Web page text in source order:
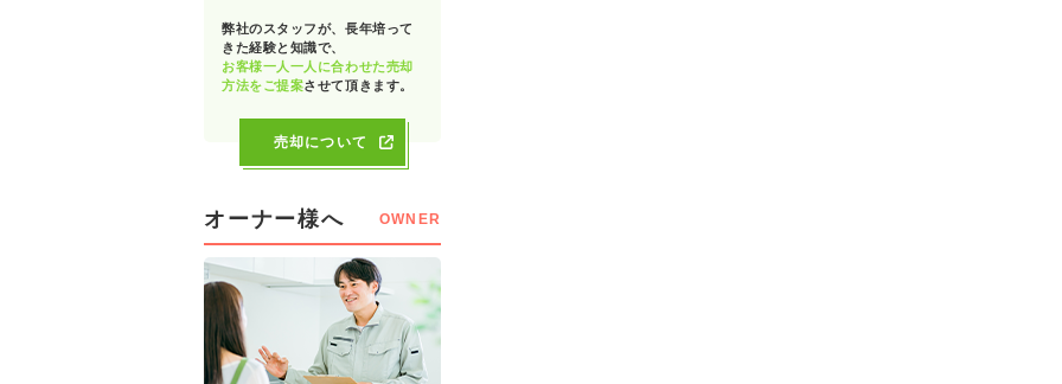
弊社のスタッフが、長年培って
きた経験と知識で、
お客様一人一人に合わせた売却
方法をご提案させて頂きます。
売却について
オーナー様へ OWNER